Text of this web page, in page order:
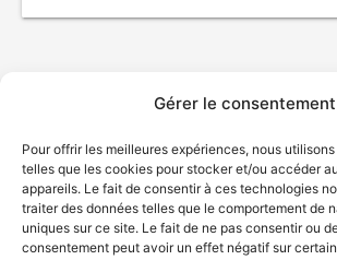
Gérer le consentement
Pour offrir les meilleures expériences, nous
telles que les cookies pour stocker et/ou accéder
appareils. Le fait de consentir à ces technologies
traiter des données telles que le comportement de
uniques sur ce site. Le fait de ne pas consentir ou
consentement peut avoir un effet négatif sur